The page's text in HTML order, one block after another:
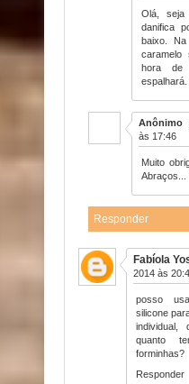
Olá, seja
danifica
baixo.
hora
espalhará.
Anônimo
às 17:46
Muito
Abraços...
Responder
Fabíola
2014 às
posso
silicone
quanto
forminhas?
Responder